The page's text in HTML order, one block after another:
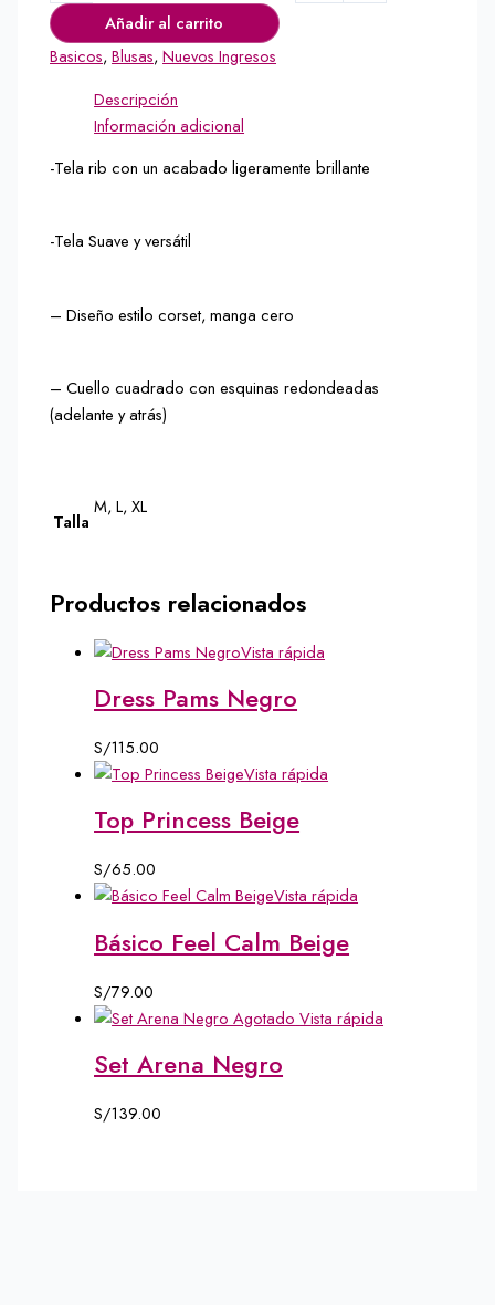
Añadir al carrito
Basicos,Blusas,Nuevos Ingresos
Descripción
Información adicional
-Tela rib con un acabado ligeramente brillante
-Tela Suave y versátil
– Diseño estilo corset, manga cero
– Cuello cuadrado con esquinas redondeadas
(adelante y atrás)
Talla
M, L, XL
Productos relacionados
Vista rápida
Dress Pams Negro
S/115.00
Vista rápida
Top Princess Beige
S/65.00
Vista rápida
Básico Feel Calm Beige
S/79.00
Agotado Vista rápida
Set Arena Negro
S/139.00